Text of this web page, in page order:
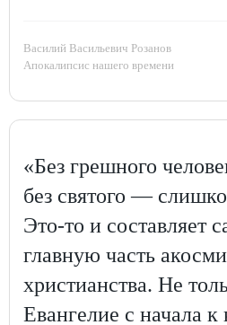
Василий Васильевич Розанов
Апокалипсис нашего времени
«Без грешного
без святого —
Это-то и составляет
главную часть
христианства. Не
Евангелие с начала к